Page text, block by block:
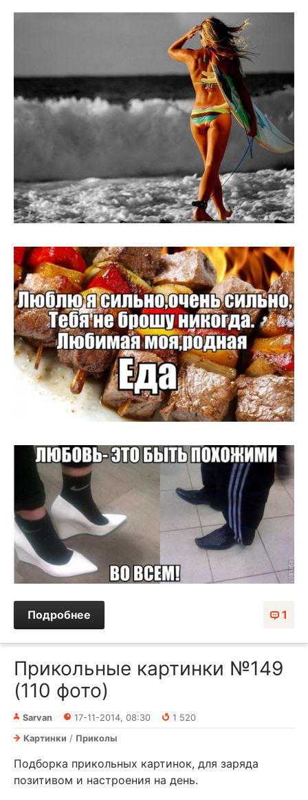
1
Подробнее
Прикольные картинки №149
(110 фото)
Sarvan 17-11-2014, 08:30
1 520
Картинки / Приколы
Подборка прикольных картинок, для заряда
позитивом и настроения на день.